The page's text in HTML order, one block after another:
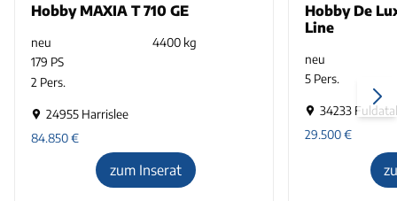
Hobby MAXIA T 710 GE
neu
4400 kg
179 PS
2 Pers.
24955 Harrislee
84.850€
zum Inserat
Hobby De
Line
neu
5 Pers.
34233
29.500€